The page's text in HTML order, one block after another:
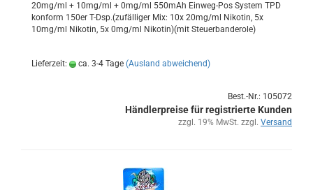
20mg/ml + 10mg/ml + 0mg/ml 550mAh Einweg-​Pos Sys­tem TPD
kon­form 150er T-Dsp.(zu­fäl­li­ger Mix: 10x 20mg/ml Ni­ko­tin, 5x
10mg/ml Ni­ko­tin, 5x 0mg/ml Ni­ko­tin)(mit Steu­er­ban­de­ro­le)
Lieferzeit: ca. 3-4 Tage (Ausland abweichend)
Best.-Nr.: 105072
Händlerpreise für registrierte Kunden
zzgl. 19% MwSt. zzgl. Versand